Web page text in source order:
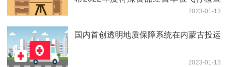
2023-01-13
国内首创透明地质保障系统在内蒙古投运
2023-01-13